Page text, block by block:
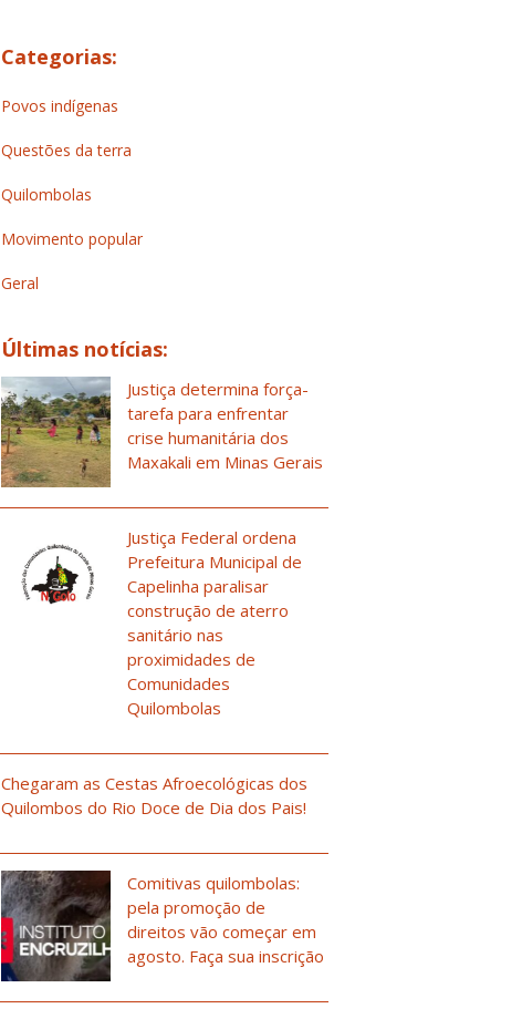
Categorias:
Povos indígenas
Questões da terra
Quilombolas
Movimento popular
Geral
Últimas notícias:
Justiça determina força-
tarefa para enfrentar
crise humanitária dos
Maxakali em Minas Gerais
Justiça Federal ordena
Prefeitura Municipal de
Capelinha paralisar
construção de aterro
sanitário nas
proximidades de
Comunidades
Quilombolas
Chegaram as Cestas Afroecológicas dos
Quilombos do Rio Doce de Dia dos Pais!
Comitivas quilombolas:
pela promoção de
direitos vão começar em
agosto. Faça sua inscrição